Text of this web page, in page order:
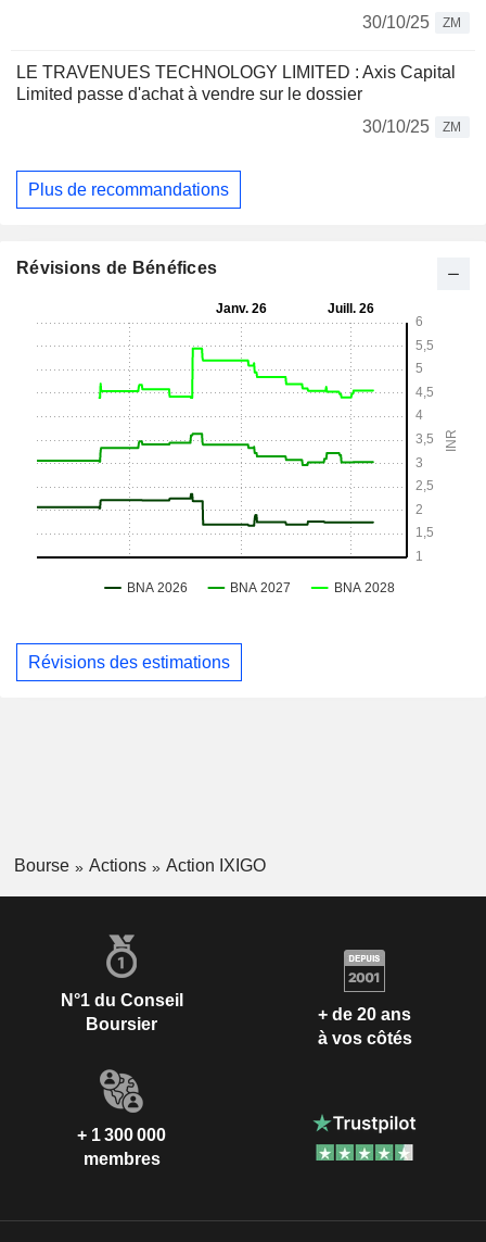
30/10/25
ZM
LE TRAVENUES TECHNOLOGY LIMITED : Axis Capital
Limited passe d'achat à vendre sur le dossier
30/10/25
ZM
Plus de recommandations
Révisions de Bénéfices
Révisions des estimations
Bourse Actions Action IXIGO
N°1 du Conseil
Boursier
+ de 20 ans
à vos côtés
+ 1 300 000
membres